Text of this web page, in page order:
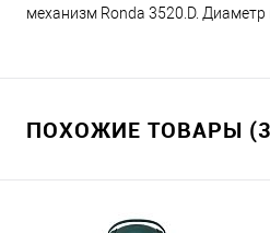
механизм Ronda 3520.D.
ПОХОЖИЕ ТОВАРЫ